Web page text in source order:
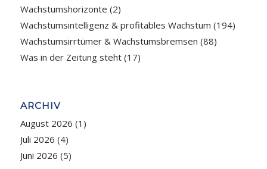
Wachstumshorizonte (2)
Wachstumsintelligenz & profitables Wachstum (194)
Wachstumsirrtümer & Wachstumsbremsen (88)
Was in der Zeitung steht(17)
ARCHIV
August 2026 (1)
Juli 2026 (4)
Juni 2026 (5)